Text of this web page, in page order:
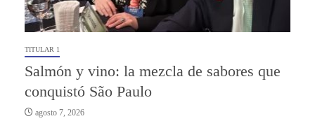
TITULAR 1
Salmón y vino: la mezcla de sabores que
conquistó São Paulo
agosto 7, 2026